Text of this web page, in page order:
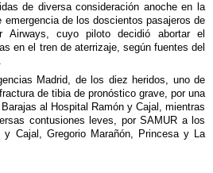
de diversa consideración anoche en la
de los doscientos pasajeros de
cuyo piloto decidió abortar el
en el tren de aterrizaje, según fuentes del
Madrid, de los diez heridos, uno de
de tibia de pronóstico grave, por una
al Hospital Ramón y Cajal, mientras
contusiones leves, por SAMUR a los
Cajal, Gregorio Marañón, Princesa y La